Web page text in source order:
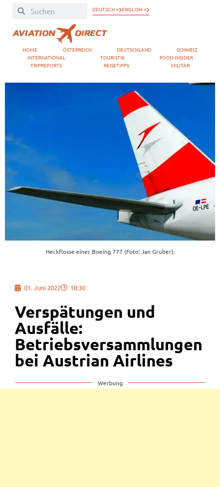
DEUTSCH » ENGLISH »
HOME ÖSTERREICH DEUTSCHLAND
SCHWEIZ
INTERNATIONAL
TOURISTIK
FOOD-INSIDER
TRIPREPORTS
REISETIPPS MILITÄR
Heckflosse einer Boeing 777 (Foto: Jan Gruber).
01. Juni 2022 18:30
Verspätungen und
Ausfälle:
Betriebsversammlungen
bei Austrian Airlines
Werbung